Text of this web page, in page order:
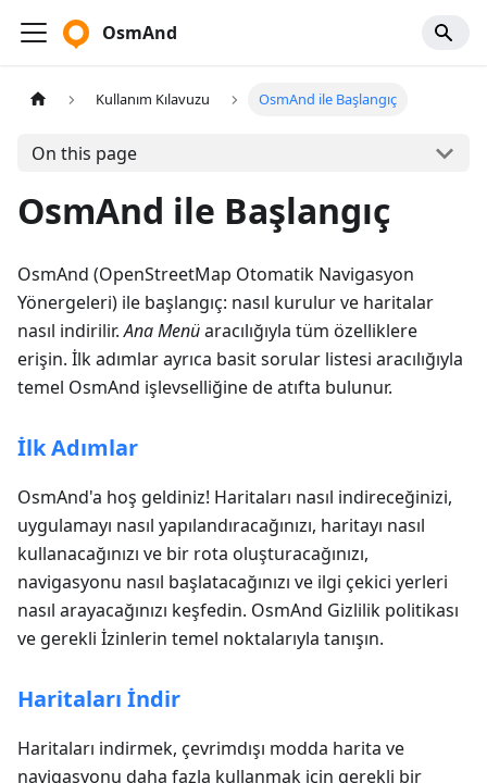
OsmAnd
Kullanım Kılavuzu OsmAnd ile Başlangıç
On this page
OsmAnd ile Başlangıç
OsmAnd (OpenStreetMap Otomatik Navigasyon
Yönergeleri) ile başlangıç: nasıl kurulur ve haritalar
nasıl indirilir.Ana Menüaracılığıyla tüm özelliklere
erişin. İlk adımlar ayrıca basit sorular listesi aracılığıyla
temel OsmAnd işlevselliğine de atıfta bulunur.
İlk Adımlar
OsmAnd'a hoş geldiniz! Haritaları nasıl indireceğinizi,
uygulamayı nasıl yapılandıracağınızı, haritayı nasıl
kullanacağınızı ve bir rota oluşturacağınızı,
navigasyonu nasıl başlatacağınızı ve ilgi çekici yerleri
nasıl arayacağınızı keşfedin. OsmAnd Gizlilik politikası
ve gerekli İzinlerin temel noktalarıyla tanışın.
Haritaları İndir
Haritaları indirmek, çevrimdışı modda harita ve
navigasyonu daha fazla kullanmak için gerekli bir